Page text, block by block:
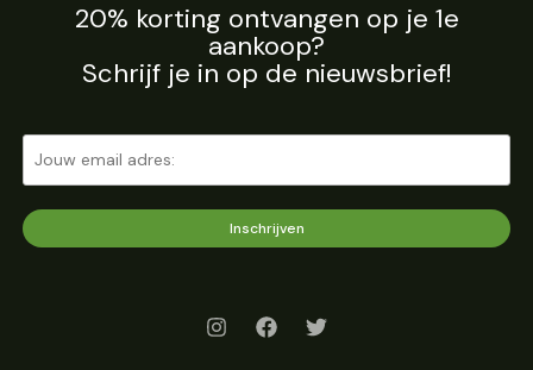
20% korting ontvangen op je 1e
aankoop?
Schrijf je in op de nieuwsbrief!
Inschrijven